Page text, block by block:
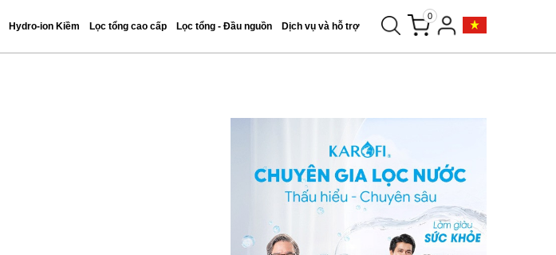
Hydro-ion Kiềm Lọc tổng cao cấp Lọc tổng - Đầu nguồn Dịch vụ và hỗ trợ
0